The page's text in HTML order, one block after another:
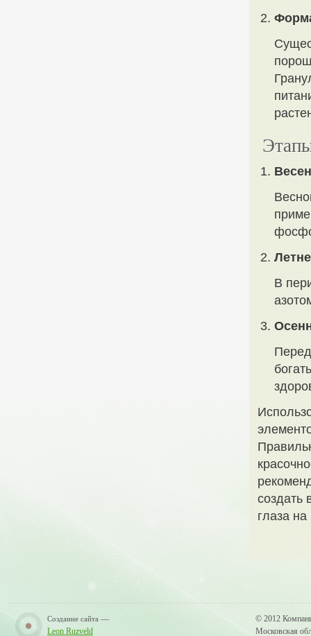
В
создать
глаза
Создание сайта —
Leon Ruzveld
© 2012
Московская